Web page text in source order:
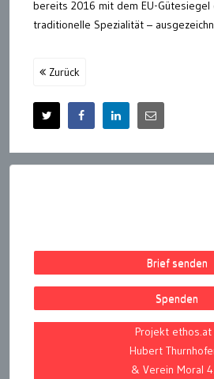
bereits 2016 mit dem EU-Gütesiegel
traditionelle Spezialität –
Zurück
Brief senden
Spenden
Projekt ethos.at
Hubert
& Verein Moral